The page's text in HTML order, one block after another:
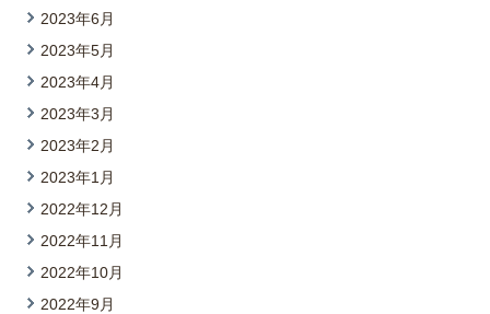
2023年6月
2023年5月
2023年4月
2023年3月
2023年2月
2023年1月
2022年12月
2022年11月
2022年10月
2022年9月